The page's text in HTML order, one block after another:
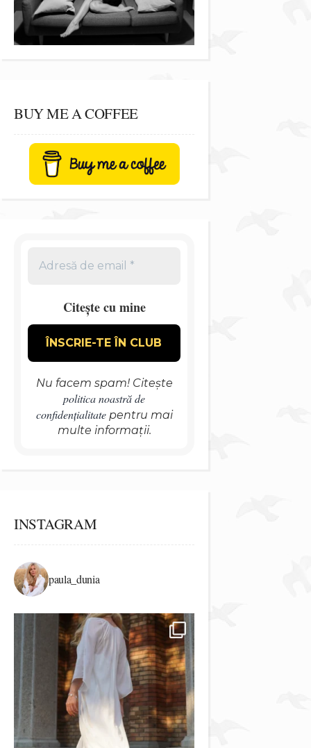
BUY ME A COFFEE
Citește cu mine
Nu facem spam! Citește
politica noastră de
confidențialitatepentru mai
multe informații.
INSTAGRAM
paula_dunia